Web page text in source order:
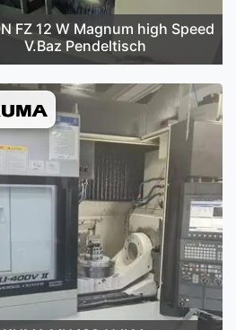
FZ 12 W Magnum high Speed
V.Baz Pendeltisch